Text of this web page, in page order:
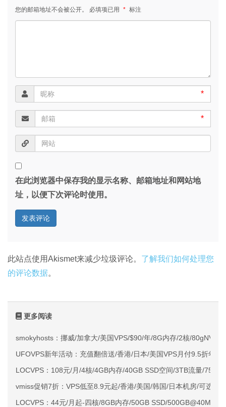
您的邮箱地址不会被公开。 必填项已用 * 标注
*
*
在此浏览器中保存我的显示名称、邮箱地址和网站地
址，以便下次评论时使用。
此站点使用Akismet来减少垃圾评论。 了解我们如何处理您
的评论数据。
更多阅读
smokyhosts：挪威/加拿大/美国VPS/$90/年/8G内存/2核/
UFOVPS新年活动：充值翻倍送/香港/日本/美国VPS月付9.5折年
LOCVPS：108元/月/4核/4GB内存/40GB SSD空间/3TB流量/
vmiss促销7折：VPS低至8.9元起/香港/美国/韩国/日本机房/可选
LOCVPS：44元/月起-四核/8GB内存/50GB SSD/